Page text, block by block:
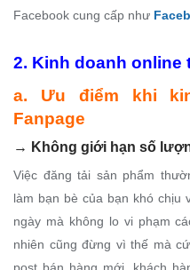
Facebook cung cấp như
2. Kinh doanh online
a. Ưu điểm khi
Fanpage
→ Không giới hạn số
Việc đăng tải sản phẩm
làm bạn bè của bạn khó chịu
ngày mà không lo vi phạm
nhiên cũng đừng vì thế mà